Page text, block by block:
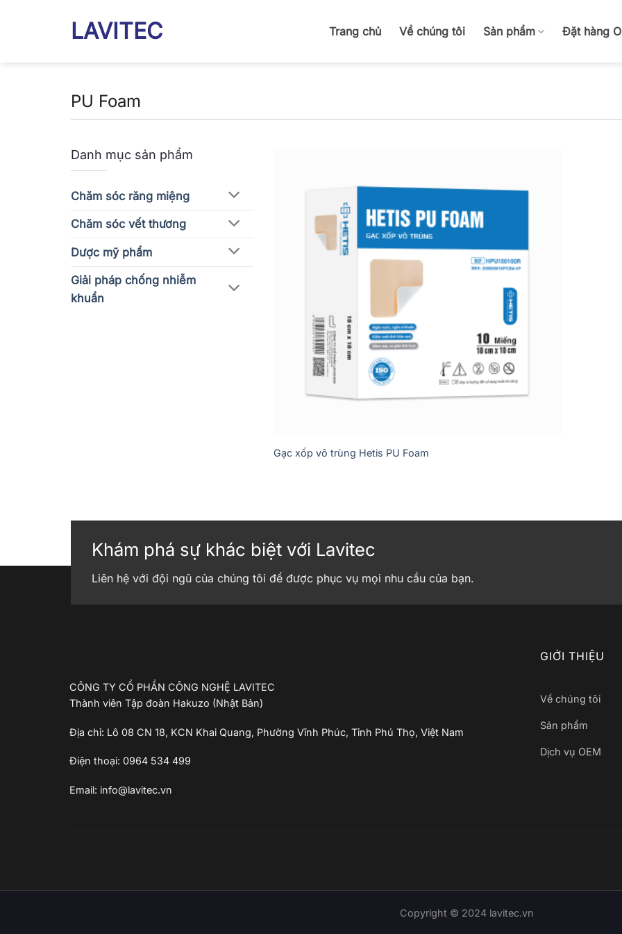
LAVITEC Trang chủ Về chúng tôi Sản phẩm Đặt hàng
PU Foam
Danh mục sản phẩm
Chăm sóc răng miệng
Chăm sóc vết thương
Dược mỹ phẩm
Giải pháp chống nhiễm
khuẩn
Gạc xốp vô trùng Hetis PU Foam
Khám phá sự khác biệt với Lavitec
Liên hệ với đội ngũ của chúng tôi để được phục vụ mọi nhu cầu của bạn.
CÔNG TY CỔ PHẦN CÔNG NGHỆ LAVITEC
Thành viên Tập đoàn Hakuzo (Nhật Bản)
Địa chỉ: Lô 08 CN 18, KCN Khai Quang, Phường Vĩnh Phúc, Tỉnh Phú Thọ, Việt Nam
Điện thoại: 0964 534 499
Email: info@lavitec.vn
GIỚI THIỆU
Về chúng tôi
Sản phẩm
Dịch vụ OEM
Copyright © 2024 lavitec.vn